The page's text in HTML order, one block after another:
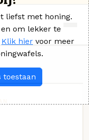
liefst met honing.
om lekker te
Klik hier voor meer
toestaan